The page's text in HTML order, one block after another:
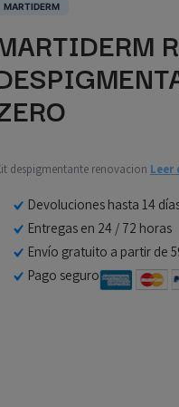
MARTIDERM
despigmentante renovacion Leer
Devoluciones hasta 14
Entregas en 24 / 72 horas
Envío gratuito a partir de
Pago seguro